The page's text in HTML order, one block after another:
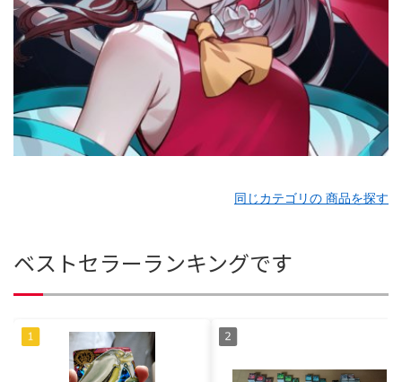
同じカテゴリの 商品を探す
ベストセラーランキングです